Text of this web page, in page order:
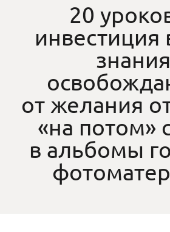
20
инвестиция
от желания
«на потом»
в альбомы